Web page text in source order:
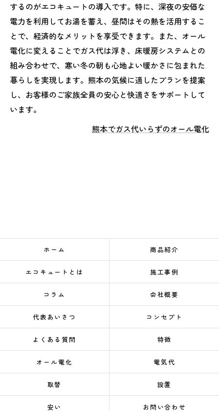
するのがエコキュートの導入です。特に、深夜の安価な
電力を利用してお湯を蓄え、昼間はその熱を活用するこ
とで、経済的なメリットを享受できます。また、オール
電化に変えることでガス代は浮き、床暖房システムとの
組み合わせで、寒い冬の朝も心地よい暖かさに包まれた
暮らしを実現します。熊本の気候に適したプランを提案
し、お客様のご家族全員の安心と快適さをサポートして
います。
熊本でガス代いらずのオール電化
ホーム 商品紹介
エコキュートとは 施工事例
コラム 会社概要
代表あいさつ コンセプト
よくある質問 特徴
オール電化 電気代
取替 設置
安い お問い合わせ